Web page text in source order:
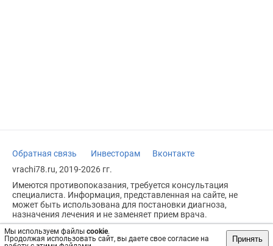
Мы используем файлы cookie.
Продолжая использовать сайт, вы даете свое согласие на
Принять
Обратная связь Инвесторам
Вконтакте
vrachi78.ru, 2019-2026 гг.
Имеются противопоказания, требуется консультация
специалиста. Информация, представленная на сайте, не
может быть использована для постановки диагноза,
назначения лечения и не заменяет прием врача.
Возрастное ограничение: 18+